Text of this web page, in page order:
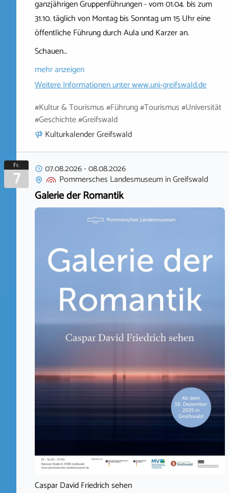
ganzjährigen Gruppenführungen - vom 01.04. bis zum
31.10. täglich von Montag bis Sonntag um 15 Uhr eine
öffentliche Führung durch Aula und Karzer an.
Schauen…
mehr anzeigen
Weitere Informationen unterwww.uni-greifswald.de
#Kultur & Tourismus #Führung #Tourismus #Universität
#Geschichte #Greifswald
Kulturkalender Greifswald
Fr.
7 07.08.2026-08.08.2026
Pommersches LandesmuseuminGreifswald
Galerie der Romantik
Caspar David Friedrich sehen